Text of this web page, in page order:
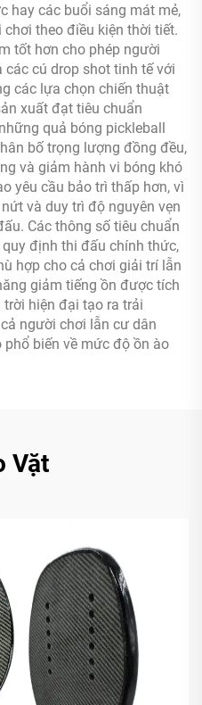
hay các buổi sáng mát mẻ,
theo điều kiện thời tiết.
tốt hơn cho phép người
cú drop shot tinh tế với
các lựa chọn chiến thuật
xuất đạt tiêu chuẩn
quả bóng pickleball
bố trọng lượng đồng đều,
và giảm hành vi bóng khó
yêu cầu bảo trì thấp hơn, vì
và duy trì độ nguyên vẹn
Các thông số tiêu chuẩn
định thi đấu chính thức,
hợp cho cả chơi giải trí lẫn
giảm tiếng ồn được tích
hiện đại tạo ra trải
người chơi lẫn cư dân
biến về mức độ ồn ào
Vặt